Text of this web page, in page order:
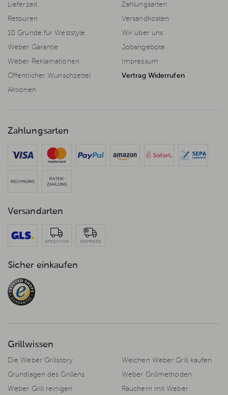
Lieferzeit
Retouren
10 Gründe für Weststyle
Weber Garantie
Weber Reklamationen
Öffentlicher Wunschzettel
Aktionen
Zahlungsarten
Versandkosten
Wir über uns
Jobangebote
Impressum
Vertrag Widerrufen
Zahlungsarten
Versandarten
Sicher einkaufen
Grillwissen
Die Weber Grillstory
Welchen Weber Grill kaufen
Grundlagen des Grillens
Weber Grillmethoden
Weber Grill reinigen
Räuchern mit Weber